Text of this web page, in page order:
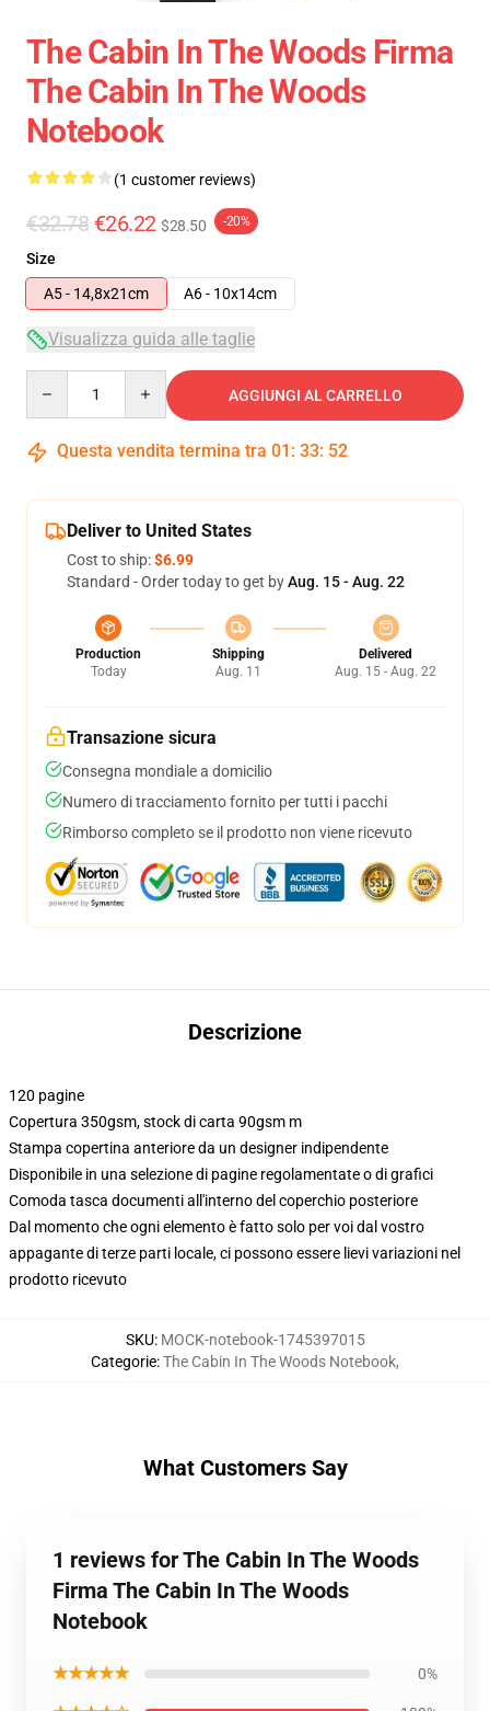
The Cabin In The Woods Firma
The Cabin In The Woods
Notebook
(1 customer reviews)
€32.78 €26.22 $28.50 -20%
Size
A5 - 14,8x21cm
A6 - 10x14cm
Visualizza guida alle taglie
AGGIUNGI AL CARRELLO
Questa vendita termina tra 01 : 33: 51
Deliver to United States
Cost to ship:$6.99
Standard - Order today to get byAug. 15 - Aug. 22
Production
Today
Shipping
Aug. 11
Delivered
Aug. 15 - Aug. 22
Transazione sicura
Consegna mondiale a domicilio
Numero di tracciamento fornito per tutti i pacchi
Rimborso completo se il prodotto non viene ricevuto
Descrizione
120 pagine
Copertura 350gsm, stock di carta 90gsm m
Stampa copertina anteriore da un designer indipendente
Disponibile in una selezione di pagine regolamentate o di grafici
Comoda tasca documenti all'interno del coperchio posteriore
Dal momento che ogni elemento è fatto solo per voi dal vostro
appagante di terze parti locale, ci possono essere lievi variazioni nel
prodotto ricevuto
SKU: MOCK-notebook-1745397015
Categorie:The Cabin In The Woods Notebook,
What Customers Say
1 reviews for The Cabin In The Woods
Firma The Cabin In The Woods
Notebook
★★★★★ 0%